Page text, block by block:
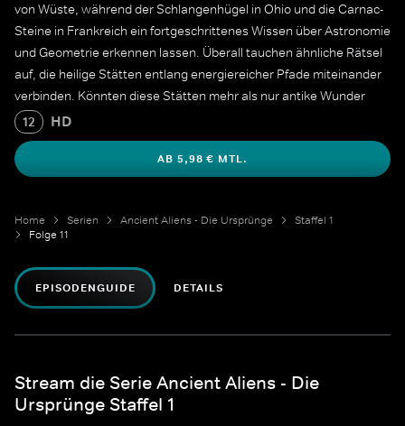
von Wüste, während der Schlangenhügel in Ohio und die Carnac-
Steine in Frankreich ein fortgeschrittenes Wissen über Astronomie
und Geometrie erkennen lassen. Überall tauchen ähnliche Rätsel
auf, die heilige Stätten entlang energiereicher Pfade miteinander
verbinden. Könnten diese Stätten mehr als nur antike Wunder
sein? Wurden sie vielleicht absichtlich als Wegweiser für
außerirdische Besucher angelegt?
12 HD
AB 5,98 € MTL.
Home Serien Ancient Aliens - Die Ursprünge
Staffel 1
Folge 11
EPISODENGUIDE DETAILS
Stream die Serie Ancient Aliens - Die
Ursprünge Staffel 1